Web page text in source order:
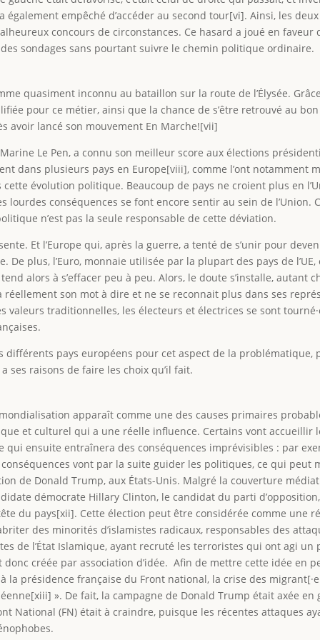
également empêché d’accéder au second tour[vi]. Ainsi, les
concours de circonstances. Ce hasard a joué en faveur
sondages sans pourtant suivre le chemin politique ordinaire.
quasiment inconnu au bataillon sur la route de l’Élysée.
pour ce métier, ainsi que la chance de s’être retrouvé au
avoir lancé son mouvement En Marche![vii]
Le Pen, a connu son meilleur score aux élections
dans plusieurs pays en Europe[viii], comme l’ont notamment
évolution politique. Beaucoup de pays ne croient plus en
conséquences se font encore sentir au sein de l’Union.
n’est pas la seule responsable de cette déviation.
Et l’Europe qui, après la guerre, a tenté de s’unir pour
De plus, l’Euro, monnaie utilisée par la plupart des pays de
alors à s’effacer peu à peu. Alors, le doute s’installe, autant
son mot à dire et ne se reconnait plus dans ses
valeurs traditionnelles, les électeurs et électrices se sont
pays européens pour cet aspect de la problématique,
ses raisons de faire les choix qu’il fait.
mondialisation apparaît comme une des causes primaires
et culturel qui a une réelle influence. Certains vont
qui ensuite entraînera des conséquences imprévisibles : par
vont par la suite guider les politiques, ce qui peut
de Donald Trump, aux États-Unis. Malgré la couverture
démocrate Hillary Clinton, le candidat du parti
du pays[xii]. Cette élection peut être considérée comme une
des minorités d’islamistes radicaux, responsables des
de l’État Islamique, ayant recruté les terroristes qui ont agi
donc créée par association d’idée. Afin de mettre cette idée en
la présidence française du Front national, la crise des
». De fait, la campagne de Donald Trump était axée
National (FN) était à craindre, puisque les récentes attaques